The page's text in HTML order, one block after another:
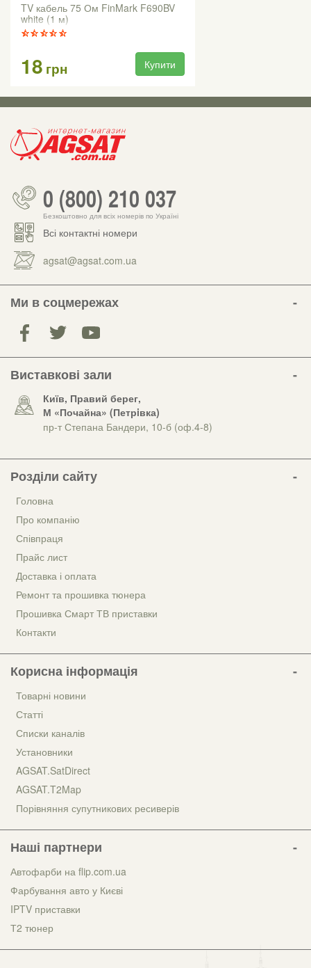
TV кабель 75 Ом FinMark F690BV
white (1 м)
18 грн Купити
0 (800) 210 037
Безкоштовно для всіх номерів по Україні
Всі контактні номери
agsat@agsat.com.ua
Ми в соцмережах
Виставкові зали
Київ, Правий берег,
М «Почайна» (Петрiвка)
пр-т Степана Бандери, 10-б (оф.4-8)
Розділи сайту
Головна
Про компанію
Співпраця
Прайс лист
Доставка і оплата
Ремонт та прошивка тюнера
Прошивка Смарт ТВ приставки
Контакти
Корисна інформація
Товарні новини
Статті
Списки каналів
Установники
AGSAT.SatDirect
AGSAT.T2Map
Порівняння супутникових ресиверів
Наші партнери
Автофарби на flip.com.ua
Фарбування авто у Києві
IPTV приставки
Т2 тюнер